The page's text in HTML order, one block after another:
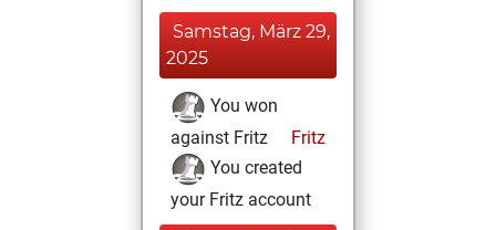
Samstag, März 29,
2025
You won
against Fritz
Fritz
You created
your Fritz account